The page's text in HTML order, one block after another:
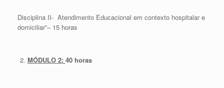
Disciplina II- Atendimento Educacional em contexto hospitalar e
domiciliar”– 15 horas
MÓDULO 2: 40 horas